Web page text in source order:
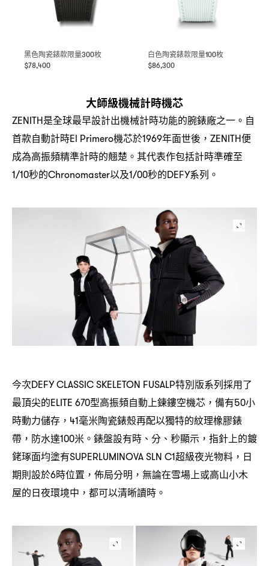
黑色陶瓷錶款限量300枚
$78,400
白色陶瓷錶款限量100枚
$86,300
大師級機械計時機芯
ZENITH是全球最早設計出機械計時功能的腕錶廠之一。自
首款自動計時El Primero機芯於1969年面世後 ，ZENITH便
成為高振頻精準計時的翹楚。其代表作包括計時準確至
1/10秒的Chronomaster以及1/00秒的DEFY系列。
今次DEFY CLASSIC SKELETON FUSALP特別版系列採用了
最頂尖的ELITE 670型高振頻自動上鍊鏤空機芯 ， 備有50小
時動力儲存 ，41毫米陶瓷錶殼再配以獨特的紋理橡膠錶
帶 ， 防水達100米。錶盤設有時、分、秒顯示 ， 指針上的鍍
銠琢面均塗有SUPERLUMINOVA SLN C1超級夜光物料 ， 日
期則設於6時位置 ， 佈局分明 ， 無論在雪場上或高山小木
屋的日夜環境中 ， 都可以清晰讀時。